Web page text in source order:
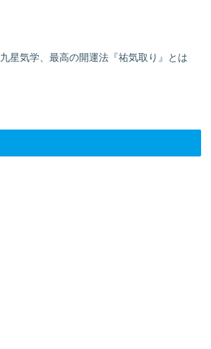
九星気学、最高の開運法『祐気取り』とは